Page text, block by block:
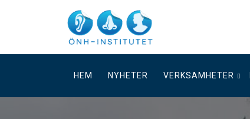
HEM NYHETER VERKSAMHETER